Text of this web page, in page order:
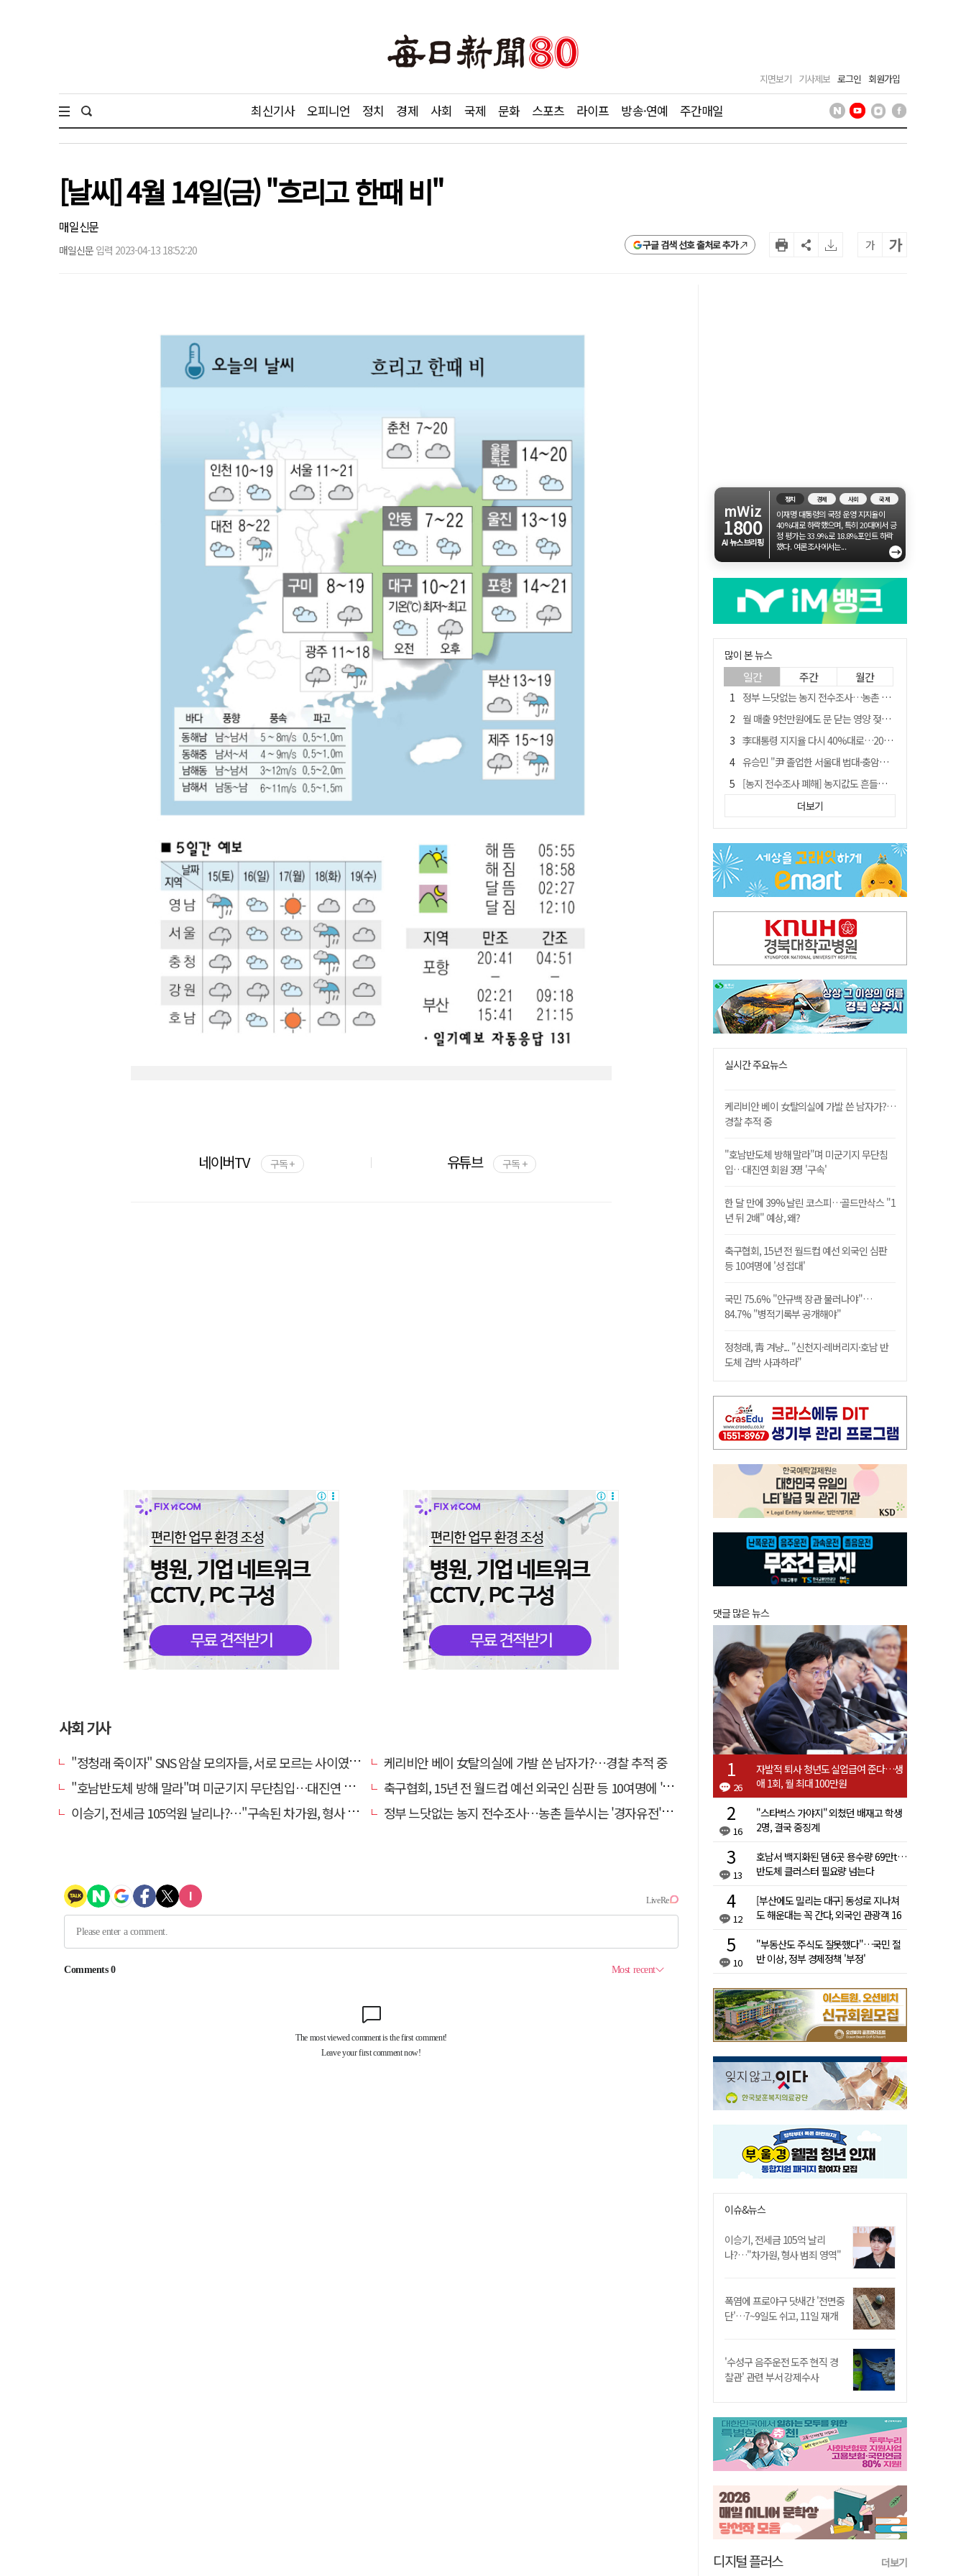
지면보기 기사제보 로그인 회원가입
최신기사 오피니언 정치 경제 사회 국제 문화 스포츠 라이프 방송·연예 주간매일
[날씨] 4월 14일(금) "흐리고 한때 비"
매일신문
매일신문 입력 2023-04-13 18:52:20 구글 검색 선호 출처로 추가 가 가
네이버TV 구독 + 유튜브 구독 +
사회 기사
"정청래 죽이자" SNS 암살 모의자들, 서로 모르는 사이였다…檢송치
케리비안 베이 女탈의실에 가발 쓴 남자가?…경찰 추적 중
"호남반도체 방해 말라"며 미군기지 무단침입…대진연 회원 3명 '구속'
축구협회, 15년 전 월드컵 예선 외국인 심판 등 10여명에 '성 접대'
이승기, 전세금 105억원 날리나?…"구속된 차가원, 형사 범죄 영역"
정부 느닷없는 농지 전수조사…농촌 들쑤시는 '경자유전'의 칼날
mWiz
1800
AI 뉴스브리핑
정치 경제 사회 국제
이재명 대통령의 국정 운영 지지율이
40%대로 하락했으며, 특히 20대에서 긍
정 평가는 33.9%로 18.8%포인트 하락
했다. 여론조사에서는...
→
많이 본 뉴스
일간 주간 월간
정부 느닷없는 농지 전수조사…농촌 들쑤시는 '경자유전'의 칼날
월 매출 9천만원에도 문 닫는 영양 젖소농장… "일할 사람이 없어"
李대통령 지지율 다시 40%대로…20대는 18.8%p 급락
유승민 "尹 졸업한 서울대 법대·충암고도 없애야"…李 육사 통합 직격
[농지 전수조사 폐해] 농지값도 흔들리나…"도지 막히면 헐값 매물 나올 수도"
[농지 전수조사 폐해] '쌀 받고 논 내 준' 도지농 이제 어쩌나?
국민 51.9% "李 대통령 재판 재개 필요하다"
경북 영천시, 9월부터 11월까지 반값 여행 혜택 제공
아쉬운 태클
더보기
실시간 주요뉴스
케리비안 베이 女탈의실에 가발 쓴 남자가?…
경찰 추적 중
"호남반도체 방해 말라"며 미군기지 무단침
입…대진연 회원 3명 '구속'
한 달 만에 39% 날린 코스피…골드만삭스 "1
년 뒤 2배" 예상, 왜?
축구협회, 15년 전 월드컵 예선 외국인 심판
등 10여명에 '성 접대'
국민 75.6% "안규백 장관 물러나야"…
84.7% "병적기록부 공개해야"
정청래, 靑 겨냥... "신천지·레버리지·호남 반
도체 겁박 사과하라"
댓글 많은 뉴스
26
자발적 퇴사 청년도 실업급여 준다…생
애 1회, 월 최대 100만원
16
"스타벅스 가야지" 외쳤던 배재고 학생
2명, 결국 중징계
13
호남서 백지화된 댐 6곳 용수량 69만t…
반도체 클러스터 필요량 넘는다
12
[부산에도 밀리는 대구] 동성로 지나쳐
도 해운대는 꼭 간다, 외국인 관광객 16
10
"부동산도 주식도 잘못했다"…국민 절
반 이상, 정부 경제정책 '부정'
이슈&뉴스
이승기, 전세금 105억 날리
나?…"차가원, 형사 범죄 영역"
폭염에 프로야구 닷새간 '전면중
단'…7~9일도 쉬고, 11일 재개
'수성구 음주운전 도주 현직 경
찰관' 관련 부서 강제수사
디지털 플러스 더보기